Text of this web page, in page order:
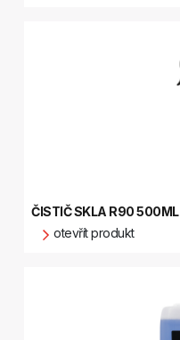
ČISTIČ SKLA R90 500ML
otevřít produkt